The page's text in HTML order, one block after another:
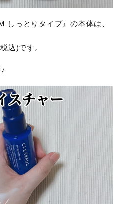
しっとりタイプ』の本体は、
込)です。